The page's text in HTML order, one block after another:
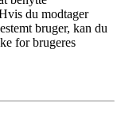
du modtager
bruger, kan du
for brugeres